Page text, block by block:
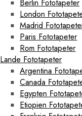
Berlin Fototapeter
London
Madrid
Paris Fototapeter
Rom Fototapeter
Lande Fototapeter
Argentina
Canada
Egypten
Etiopien